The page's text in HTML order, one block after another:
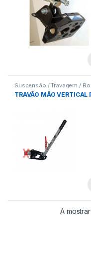
Suspensão / Travagem /
Travão Mão
TRAVÃO MÃO VERTICAL
A